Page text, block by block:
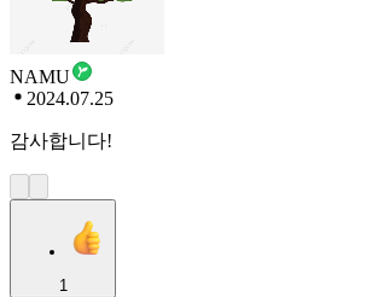
NAMU
2024.07.25
감사합니다!
1